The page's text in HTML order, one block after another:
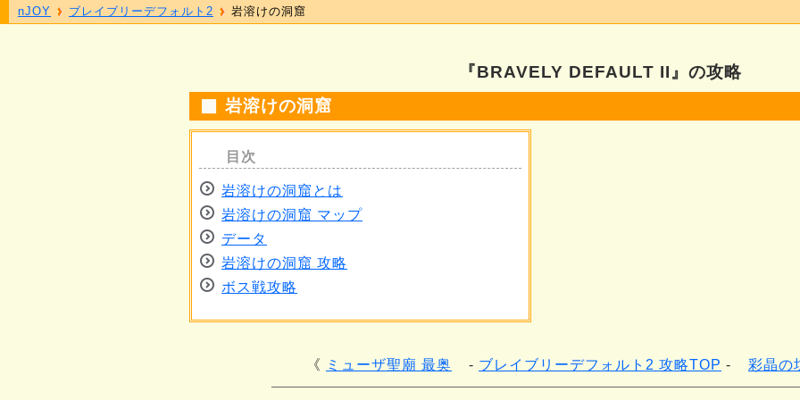
『BRAVELY DEFAULT II』の攻略
岩溶けの洞窟
岩溶けの洞窟とは
岩溶けの洞窟 マップ
データ
岩溶けの洞窟 攻略
ボス戦攻略
ミューザ聖廟 最奥 ブレイブリーデフォルト2 攻略TOP 彩晶の
nJOY ブレイブリーデフォルト2 岩溶けの洞窟